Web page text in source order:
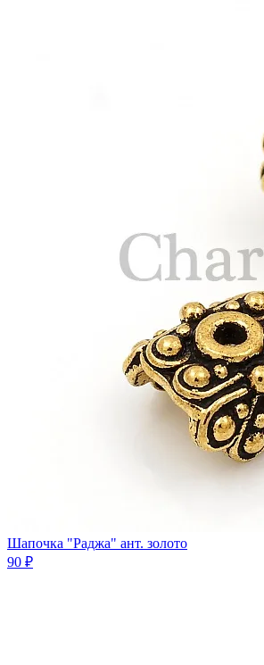
Шапочка "Раджа" ант. золото
90 ₽